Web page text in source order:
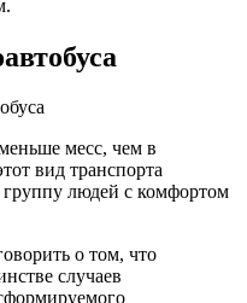
месс, чем в
вид транспорта
группу людей с комфортом
о том, что
случаев